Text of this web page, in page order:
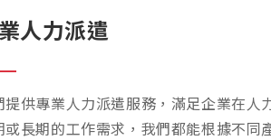
人力派遣
提供專業人力派遣服務，滿足企業在人
或長期的工作需求，我們都能根據不同